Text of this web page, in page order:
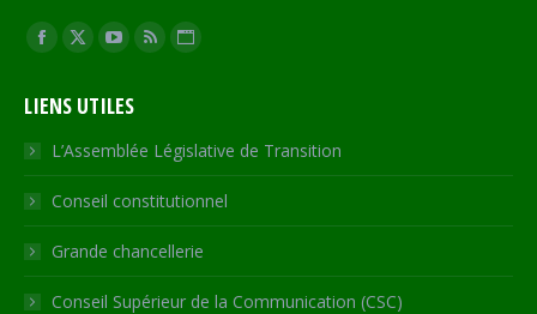
Trouvez nous sur :
Facebook
opens
in
new
window
X
opens
in
new
window
YouTube
opens
in
new
window
RSS
in
new
window
Site
opens
in
new
LIENS UTILES
L’Assemblée Législative de Transition
Conseil constitutionnel
Grande chancellerie
Conseil Supérieur de la Communication (CSC)